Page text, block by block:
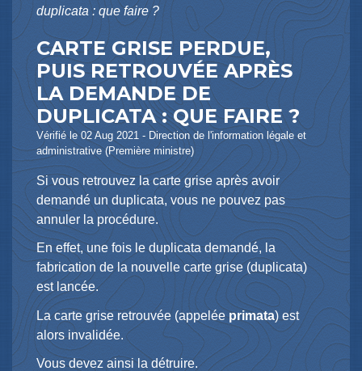
duplicata : que faire ?
CARTE GRISE PERDUE,
PUIS RETROUVÉE APRÈS
LA DEMANDE DE
DUPLICATA : QUE FAIRE ?
Vérifié le 02 Aug 2021 - Direction de l'information légale et
administrative (Première ministre)
Si vous retrouvez la carte grise après avoir
demandé un duplicata, vous ne pouvez pas
annuler la procédure.
En effet, une fois le duplicata demandé, la
fabrication de la nouvelle carte grise (duplicata)
est lancée.
La carte grise retrouvée (appeléeprimata) est
alors invalidée.
Vous devez ainsi la détruire.